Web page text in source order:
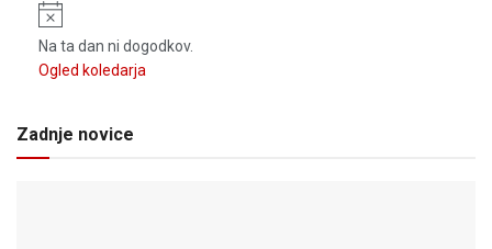
Notice
Na ta dan ni dogodkov.
Ogled koledarja
Zadnje novice